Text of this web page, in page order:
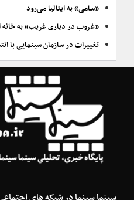
«سامی» به ایتالیا می‌رود
«غروب در دیاری غریب» به خانه
تغییرات در سازمان سینمایی با